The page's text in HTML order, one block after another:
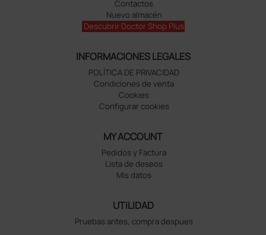
Contactos
Nuevo almacén
Descubrir Doctor Shop Plus
INFORMACIONES LEGALES
POLÍTICA DE PRIVACIDAD
Condiciones de venta
Cookies
Configurar cookies
MY ACCOUNT
Pedidos y Factura
Lista de deseos
Mis datos
UTILIDAD
Pruebas antes, compra despues